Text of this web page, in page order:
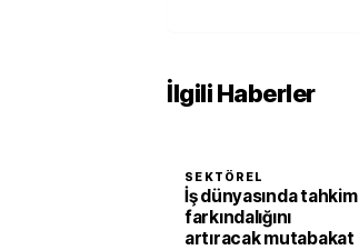
İlgili Haberler
SEKTÖREL
İş dünyasında tahkim
farkındalığını
artıracak mutabakat